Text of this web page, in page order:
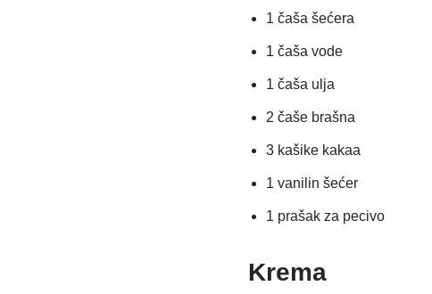
1 čaša šećera
1 čaša vode
1 čaša ulja
2 čaše brašna
3 kašike kakaa
1 vanilin šećer
1 prašak za pecivo
Krema